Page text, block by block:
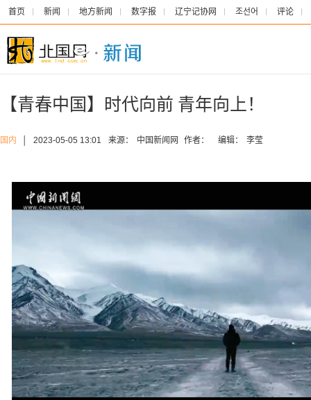
首页 新闻 地方新闻 数字报 辽宁记协网 조선어 评论
【青春中国】时代向前 青年向上！
国内 2023-05-05 13:01 来源： 中国新闻网 作者： 编辑： 李莹